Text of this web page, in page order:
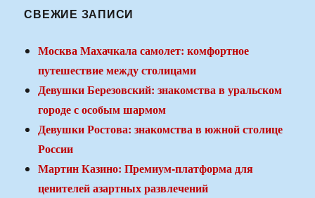
СВЕЖИЕ ЗАПИСИ
Москва Махачкала самолет: комфортное
путешествие между столицами
Девушки Березовский: знакомства в уральском
городе с особым шармом
Девушки Ростова: знакомства в южной столице
России
Мартин Казино: Премиум-платформа для
ценителей азартных развлечений